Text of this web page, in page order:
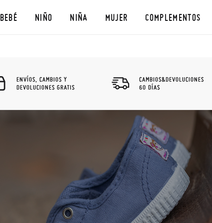
BEBÉ NIÑO NIÑA MUJER COMPLEMENTOS
ENVÍOS, CAMBIOS Y
DEVOLUCIONES GRATIS
CAMBIOS&DEVOLUCIONES
60 DÍAS